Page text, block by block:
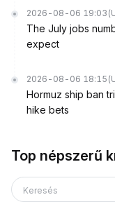
2026-08-06 19:03
The July jobs
expect
2026-08-06 18:15
Hormuz ship ban
hike bets
Top népszerű
Keresés